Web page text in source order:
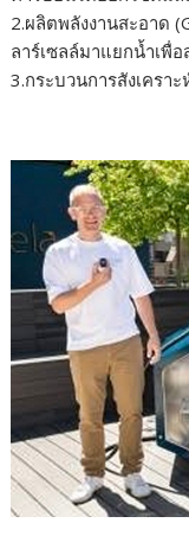
2.ผลิตพลังงานสะอาด
ลาร์เซลล์มาแยกน้ำเพื่อ
3.กระบวนการสังเคราะ